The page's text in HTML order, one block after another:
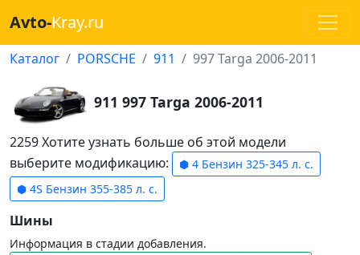
Avto-Kray.ru
Каталог PORSCHE 911 997 Targa 2006-2011
911 997 Targa 2006-2011
2259 Хотите узнать больше об этой модели
выберите модификацию:
⬢ 4 Бензин 325-345 л. с.
⬢ 4S Бензин 355-385 л. с.
Шины
Информация в стадии добавления.